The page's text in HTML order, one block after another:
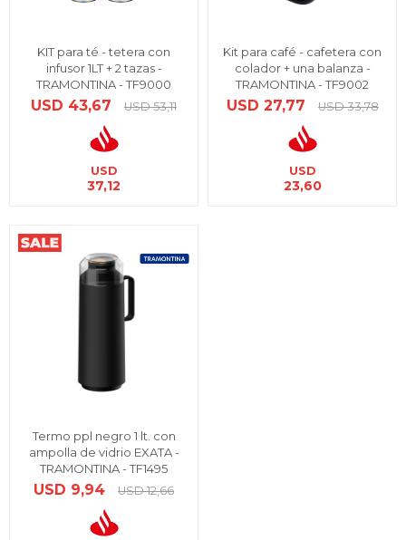
KIT para té - tetera con
infusor 1LT + 2 tazas -
TRAMONTINA - TF9000
USD 43,67 USD 53,11
USD
37,12
Kit para café - cafetera con
colador + una balanza -
TRAMONTINA - TF9002
USD 27,77 USD 33,78
USD
23,60
Termo ppl negro 1 lt. con
ampolla de vidrio EXATA -
TRAMONTINA - TF1495
USD 9,94 USD 12,66